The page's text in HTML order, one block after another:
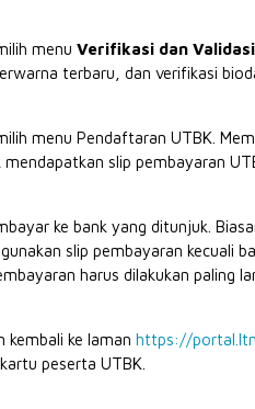
menu Verifikasi dan
terbaru, dan verifikasi
menu Pendaftaran UTBK.
slip pembayaran
ke bank yang ditunjuk.
slip pembayaran kecuali
harus dilakukan paling
kembali ke laman https://
peserta UTBK.